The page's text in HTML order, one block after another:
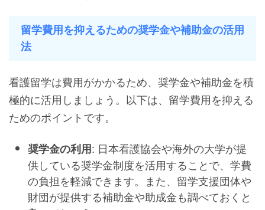
留学費用を抑えるための奨学金や補助金の活用
法
看護留学は費用がかかるため、奨学金や補助金を積
極的に活用しましょう。以下は、留学費用を抑える
ためのポイントです。
奨学金の利用: 日本看護協会や海外の大学が提
供している奨学金制度を活用することで、学費
の負担を軽減できます。また、留学支援団体や
財団が提供する補助金や助成金も調べておくと